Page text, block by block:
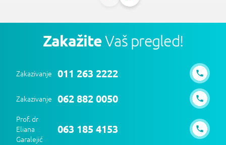
ZakažiteVaš pregled!
Zakazivanje 011 263 2222
Zakazivanje 062 882 0050
Prof. dr
Eliana
Garalejić
063 185 4153